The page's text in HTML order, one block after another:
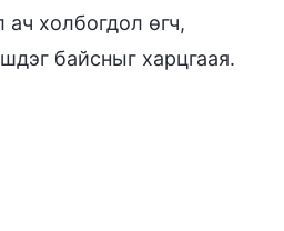
холбогдол өгч,
байсныг харцгаая.